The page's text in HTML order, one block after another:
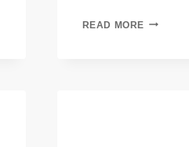
READ MORE